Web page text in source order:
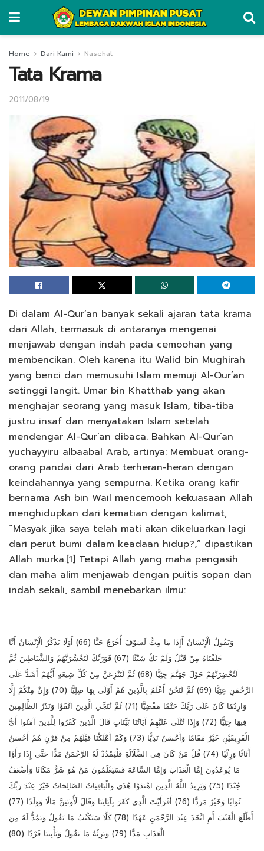
Home Dari Kami Nasehat
Tata Krama
2011/08/19
Di dalam Al-Qur’an banyak sekali ajaran tata krama
dari Allah, termasuk di antaranya mengenai
menjawab dengan indah pada cemoohan yang
membencikan. Oleh karena itu Walid bin Mughirah
yang benci dan memusuhi Islam memuji Al-Qur’an
setinggi langit. Umar bin Khatthab yang akan
menghajar seorang yang masuk Islam, tiba-tiba
justru insaf dan menyatakan Islam setelah
mendengar Al-Qur’an dibaca. Bahkan Al-Qur’an
yuchayyiru albaabal Arab, artinya: Membuat orang-
orang pandai dari Arab terheran-heran dengan
keindahannya yang sempurna. Ketika orang kafir
bernama Ash bin Wail mencemooh kekuasaan Allah
menghidupkan dari kematian dengan kalimat,
“Masyak jika saya telah mati akan dikeluarkan lagi
dari perut bumi dalam keadaan hidup?,” dipastikan
Allah murka.[1] Tetapi Allah yang maha pengasih
dan maha alim menjawab dengan puitis sopan dan
indah sekali, sambil menebarkan ilmu:
وَيَقُولُ الْإِنْسَانُ أَإِذَا مَا مِتُّ لَسَوْفَ أُخْرَجُ حَيًّا (66) أَوَلَا يَذْكُرُ الْإِنْسَانُ أَنَّا
خَلَقْنَاهُ مِنْ قَبْلُ وَلَمْ يَكُ شَيْئًا (67) فَوَرَبِّكَ لَنَحْشُرَنَّهُمْ وَالشَّيَاطِينَ ثُمَّ
لَنُحْضِرَنَّهُمْ حَوْلَ جَهَنَّمَ جِثِيًّا (68) ثُمَّ لَنَنْزِعَنَّ مِنْ كُلِّ شِيعَةٍ أَيُّهُمْ أَشَدُّ عَلَى
الرَّحْمَنِ عِتِيًّا (69) ثُمَّ لَنَحْنُ أَعْلَمُ بِالَّذِينَ هُمْ أَوْلَى بِهَا صِلِيًّا (70) وَإِنْ مِنْكُمْ إِلَّا
وَارِدُهَا كَانَ عَلَى رَبِّكَ حَتْمًا مَقْضِيًّا (71) ثُمَّ نُنَجِّي الَّذِينَ اتَّقَوْا وَنَذَرُ الظَّالِمِينَ
فِيهَا جِثِيًّا (72) وَإِذَا تُتْلَى عَلَيْهِمْ آيَاتُنَا بَيِّنَاتٍ قَالَ الَّذِينَ كَفَرُوا لِلَّذِينَ آمَنُوا أَيُّ
الْفَرِيقَيْنِ خَيْرٌ مَقَامًا وَأَحْسَنُ نَدِيًّا (73) وَكَمْ أَهْلَكْنَا قَبْلَهُمْ مِنْ قَرْنٍ هُمْ أَحْسَنُ
أَثَاثًا وَرِئْيًا (74) قُلْ مَنْ كَانَ فِي الضَّلَالَةِ فَلْيَمْدُدْ لَهُ الرَّحْمَنُ مَدًّا حَتَّى إِذَا رَأَوْا
مَا يُوعَدُونَ إِمَّا الْعَذَابَ وَإِمَّا السَّاعَةَ فَسَيَعْلَمُونَ مَنْ هُوَ شَرٌّ مَكَانًا وَأَضْعَفُ
جُنْدًا (75) وَيَزِيدُ اللَّهُ الَّذِينَ اهْتَدَوْا هُدًى وَالْبَاقِيَاتُ الصَّالِحَاتُ خَيْرٌ عِنْدَ رَبِّكَ
ثَوَابًا وَخَيْرٌ مَرَدًّا (76) أَفَرَأَيْتَ الَّذِي كَفَرَ بِآيَاتِنَا وَقَالَ لَأُوتَيَنَّ مَالًا وَوَلَدًا (77)
أَطَّلَعَ الْغَيْبَ أَمِ اتَّخَذَ عِنْدَ الرَّحْمَنِ عَهْدًا (78) كَلَّا سَنَكْتُبُ مَا يَقُولُ وَنَمُدُّ لَهُ مِنَ
الْعَذَابِ مَدًّا (79) وَنَرِثُهُ مَا يَقُولُ وَيَأْتِينَا فَرْدًا (80)